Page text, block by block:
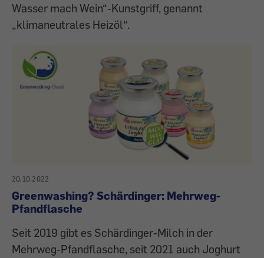
Wasser mach Wein“-Kunstgriff, genannt
„klimaneutrales Heizöl“.
20.10.2022
Greenwashing? Schärdinger: Mehrweg-
Pfandflasche
Seit 2019 gibt es Schärdinger-Milch in der
Mehrweg-Pfandflasche, seit 2021 auch Joghurt